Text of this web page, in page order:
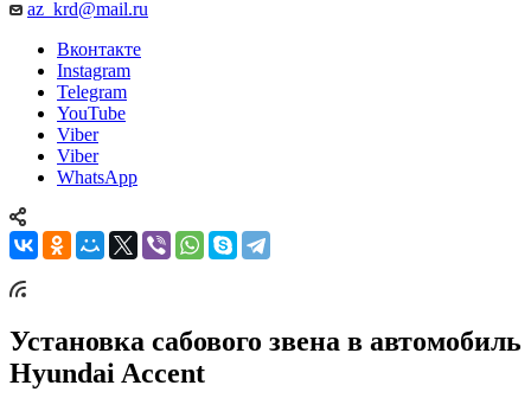
az_krd@mail.ru
Вконтакте
Instagram
Telegram
YouTube
Viber
Viber
WhatsApp
Установка сабового звена в автомобиль
Hyundai Accent